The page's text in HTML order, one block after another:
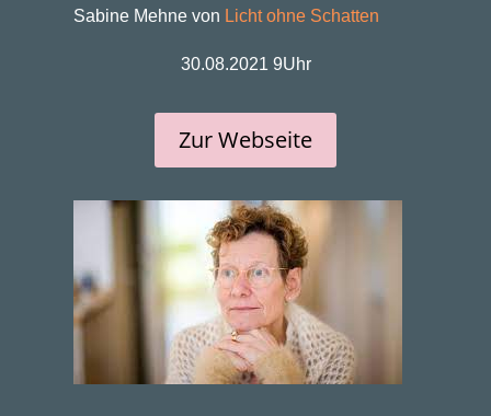
Sabine Mehne von Licht ohne Schatten
30.08.2021 9Uhr
Zur Webseite